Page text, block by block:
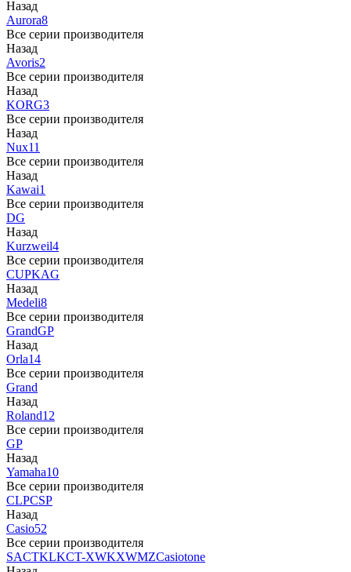
Назад
Aurora8
Все серии производителя
Назад
Avoris2
Все серии производителя
Назад
KORG3
Все серии производителя
Назад
Nux11
Все серии производителя
Назад
Kawai1
Все серии производителя
DG
Назад
Kurzweil4
Все серии производителя
CUPKAG
Назад
Medeli8
Все серии производителя
GrandGP
Назад
Orla14
Все серии производителя
Grand
Назад
Roland12
Все серии производителя
GP
Назад
Yamaha10
Все серии производителя
CLPCSP
Назад
Casio52
Все серии производителя
SACTKLKCT-XWKXWMZCasiotone